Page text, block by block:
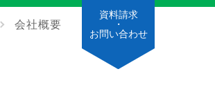
資料請求
・
お問い合わせ
会社概要